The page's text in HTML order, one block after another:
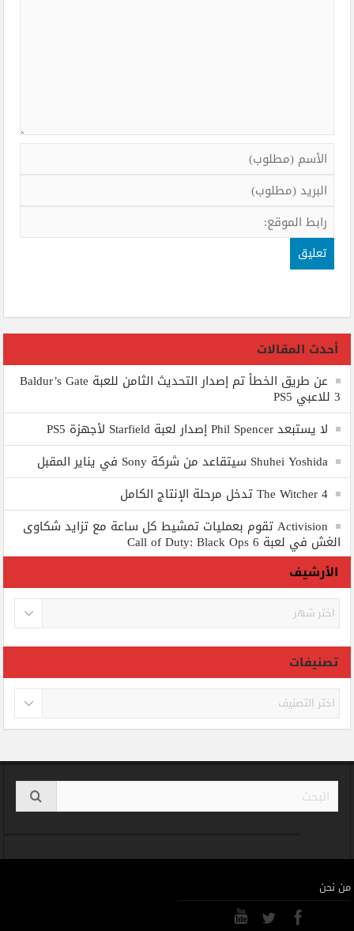
أحدث المقالات
عن طريق الخطأ تم إصدار التحديث الثامن للعبة Baldur’s Gate
3 للاعبي PS5
لا يستبعد Phil Spencer إصدار لعبة Starfield لأجهزة PS5
Shuhei Yoshida سيتقاعد من شركة Sony في يناير المقبل
The Witcher 4 تدخل مرحلة الإنتاج الكامل
Activision تقوم بعمليات تمشيط كل ساعة مع تزايد شكاوى
الغش في لعبة Call of Duty: Black Ops 6
الأرشيف
الأرشيف
تصنيفات
تصنيفات
من نحن